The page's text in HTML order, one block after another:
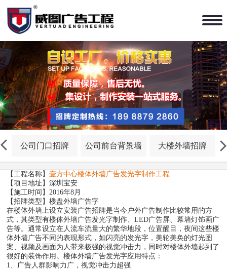
公司门口招牌 公司前台背景墙 大楼外墙招牌
【工程名称】壹方中心楼体外墙广告发光字制作工程
【项目地址】深圳宝安
【施工时间】2016年8月
【招牌类型】楼盘外墙广告字
在楼体外墙上设立安装广告招牌是当今户外广告制作比较常用的方
式，其类型有楼体外墙广告发光字制作、LED广告屏、幕墙灯饰画广
告等。通常设立在人流车流量大的繁华地段，位置醒目，夜间这些楼
体外墙广告不同的表现形式，如闪亮的发光字，美轮美奂的灯光图
案、视频及画面为人带来极强的视觉冲击力，同时对楼体外墙起到了
很好的装饰作用。楼体外墙广告发光字应用特点：
1、广告人群影响力广，视觉冲击力超强